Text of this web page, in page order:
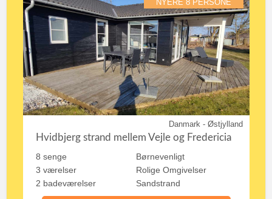
NYERE 8 PERSONE
Danmark - Østjylland
Hvidbjerg strand mellem Vejle og Fredericia
8 senge
3 værelser
2 badeværelser
Børnevenligt
Rolige Omgivelser
Sandstrand